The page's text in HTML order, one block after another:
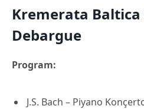
Kremerata Baltica
Debargue
Program:
J.S. Bach – Piyano